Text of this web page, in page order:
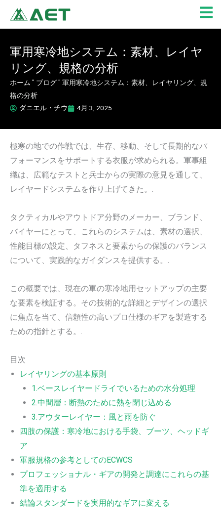
を
軍用寒冷地システム：素材、レイヤ
リング、規格の分析
ホーム " ブログ" 軍用寒冷地システム：素材、レイヤリング、規
格の分析
ダニエル・チウ
4月 3, 2025
極寒の地での作戦では、生存、移動、そして長期的なパ
フォーマンスをサポートする衣服が求められる。軍事組
織は、広範なテストと兵士からの実際の意見を通して、
レイヤードシステムを作り上げてきた。.
タクティカルやアウトドア分野のメーカー、ブランド、
バイヤーにとって、これらのシステムは、素材の選択、
性能目標の設定、タフネスと要素からの保護のバランス
について、実践的なガイダンスを提供する。.
この概要では、現在の軍の寒冷地用セットアップの主要
な要素を検証する。その技術的な詳細とデザインの選択
に焦点を当て、信頼性の高いプロ仕様のギアを製造する
ための指針とする。.
目次
レイヤリングの基本原則
1.ベースレイヤードライでいるための水分処理
2.中間層：断熱のために熱を閉じ込める
3.アウターレイヤー：風と雨を防ぐ
四肢の保護：寒冷地における手袋、ブーツ、ヘッドギ
ア
軍服規格の参考としてのECWCS
プロフェッショナル・ギアの開発と調達にこれらの基
準を適用する
結論スタンダードを実用的なギアに変える